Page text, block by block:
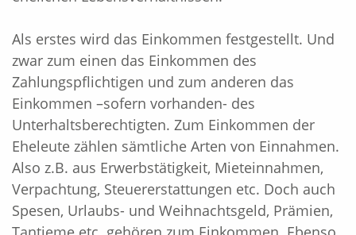
Als erstes wird das Einkommen festgestellt. Und
zwar zum einen das Einkommen des
Zahlungspflichtigen und zum anderen das
Einkommen –sofern vorhanden- des
Unterhaltsberechtigten. Zum Einkommen der
Eheleute zählen sämtliche Arten von Einnahmen.
Also z.B. aus Erwerbstätigkeit, Mieteinnahmen,
Verpachtung, Steuererstattungen etc. Doch auch
Spesen, Urlaubs- und Weihnachtsgeld, Prämien,